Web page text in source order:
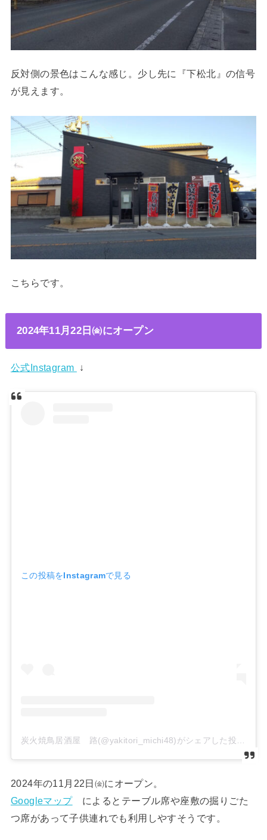
反対側の景色はこんな感じ。少し先に『下松北』の信号
が見えます。
こちらです。
2024年11月22日㈮にオープン
公式Instagram ↓
この投稿をInstagramで見る
2024年の11月22日㈮にオープン。
Googleマップによるとテーブル席や座敷の掘りごた
つ席があって子供連れでも利用しやすそうです。